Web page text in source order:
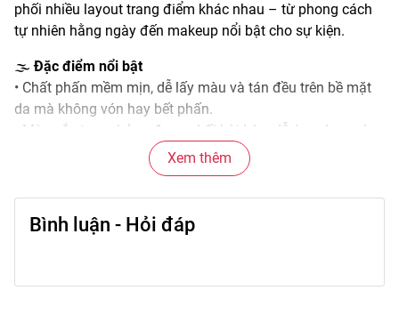
phối nhiều layout trang điểm khác nhau – từ phong cách
tự nhiên hằng ngày đến makeup nổi bật cho sự kiện.
🌫️Đặc điểm nổi bật
• Chất phấn mềm mịn, dễ lấy màu và tán đều trên bề mặt
da mà không vón hay bết phấn.
• Màu sắc trong bảng được phối hài hòa, dễ ứng dụng cho
nhiều layout makeup khác nhau.
• Hiệu ứng màu ổn định, giúp đôi mắt trông sắc nét và có
chiều sâu hơn.
• Độ bám tốt, giữ màu lâu trong nhiều giờ hoạt động.
• Thiết kế 10 ô gọn nhẹ, tiện mang theo phối với nhiều
Xem thêm
Bình luận - Hỏi đáp